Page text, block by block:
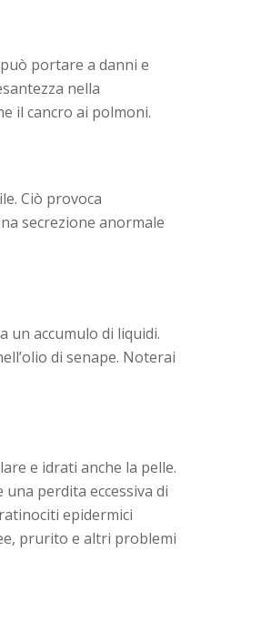
portare a danni e
nella
il cancro ai polmoni.
Ciò provoca
secrezione anormale
un accumulo di liquidi.
di senape. Noterai
e idrati anche la pelle.
perdita eccessiva di
epidermici
prurito e altri problemi